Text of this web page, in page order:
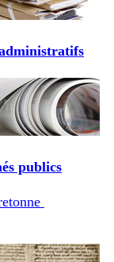
publics